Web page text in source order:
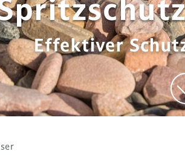
Effektiver